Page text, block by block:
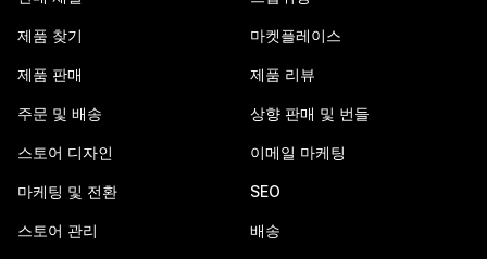
제품 찾기
제품 판매
주문 및 배송
스토어 디자인
마케팅 및 전환
스토어 관리
마켓플레이스
제품 리뷰
상향 판매 및 번들
이메일 마케팅
SEO
배송